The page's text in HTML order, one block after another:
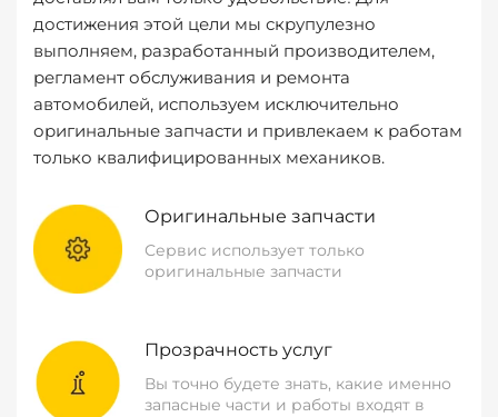
достижения этой цели мы скрупулезно
выполняем, разработанный производителем,
регламент обслуживания и ремонта
автомобилей, используем исключительно
оригинальные запчасти и привлекаем к работам
только квалифицированных механиков.
Оригинальные запчасти
Сервис использует только
оригинальные запчасти
Прозрачность услуг
Вы точно будете знать, какие именно
запасные части и работы входят в